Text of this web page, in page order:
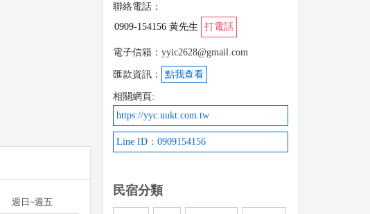
週日~週五
聯絡電話：
0909-154156 黃先生
打電話
電子信箱：yyic2628@gmail.com
匯款資訊： 點我查看
相關網頁:
https://yyc.uukt.com.tw
Line ID：0909154156
民宿分類